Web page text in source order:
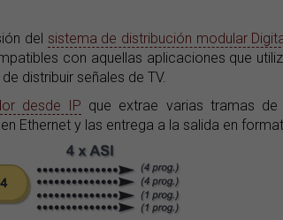
del sistema de distribución modular
con aquellas aplicaciones que
distribuir señales de TV.
desde IP que extrae varias tramas
Ethernet y las entrega a la salida en